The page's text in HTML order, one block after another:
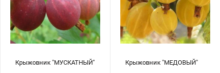
Крыжовник "МУСКАТНЫЙ" Крыжовник "МЕДОВЫЙ"